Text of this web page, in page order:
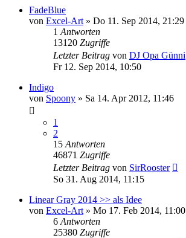
FadeBlue
von Excel-Art » Do 11. Sep 2014, 21:29
1 Antworten
13120 Zugriffe
Letzter Beitrag von DJ Opa Günni
Fr 12. Sep 2014, 10:50
Indigo
von Spoony » Sa 14. Apr 2012, 11:46
1
2
15 Antworten
46871 Zugriffe
Letzter Beitrag von SirRooster
So 31. Aug 2014, 11:15
Linear Gray 2014 >> als Idee
von Excel-Art » Mo 17. Feb 2014, 11:00
6 Antworten
25380 Zugriffe